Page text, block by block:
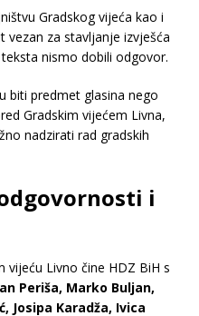
Gradskog vijeća kao i
vezan za stavljanje izvješća
nismo dobili odgovor.
biti predmet glasina nego
Gradskim vijećem Livna,
nadzirati rad gradskih
i
vijeću Livno čine HDZ BiH s
Periša, Marko Buljan,
Josipa Karadža, Ivica